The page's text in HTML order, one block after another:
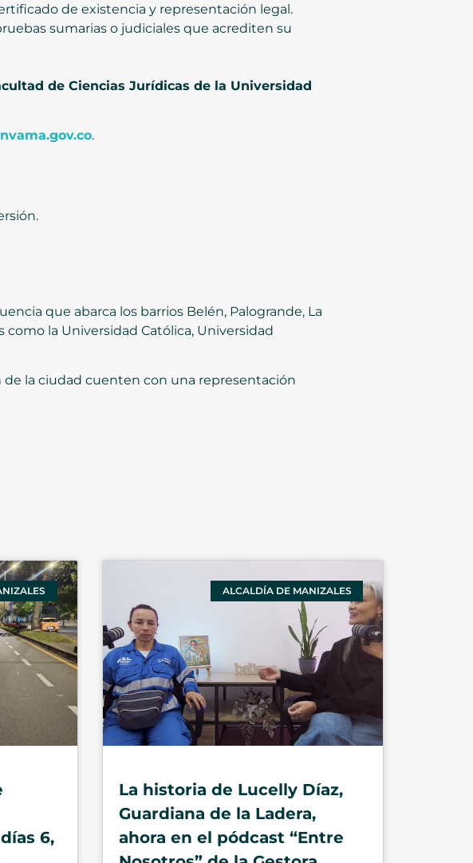
de existencia y representación legal.
sumarias o judiciales que acrediten su
de Ciencias Jurídicas de la Universidad
.
que abarca los barrios Belén, Palogrande, La
la Universidad Católica, Universidad
de la ciudad cuenten con una representación
6,
ALCALDÍA DE MANIZALES
La historia de Lucelly Díaz,
Guardiana de la Ladera,
ahora en el pódcast “Entre